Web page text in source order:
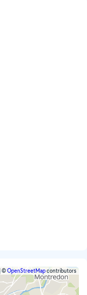
©OpenStreetMapcontributors